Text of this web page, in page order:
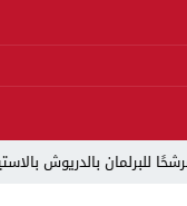
بالاستيلاء على 22 مليون سنتيم